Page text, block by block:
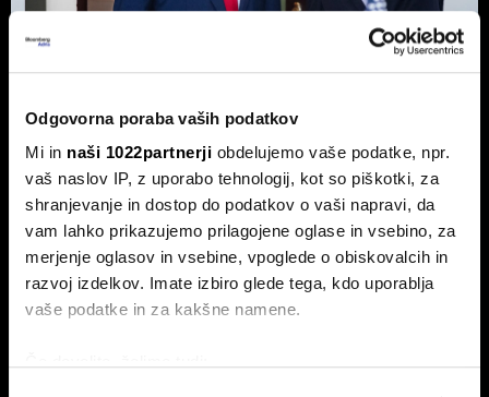
Odgovorna poraba vaših podatkov
Mi in naši 1022partnerji obdelujemo vaše podatke, npr.
vaš naslov IP, z uporabo tehnologij, kot so piškotki, za
shranjevanje in dostop do podatkov o vaši napravi, da
vam lahko prikazujemo prilagojene oglase in vsebino, za
merjenje oglasov in vsebine, vpoglede o obiskovalcih in
razvoj izdelkov. Imate izbiro glede tega, kdo uporablja
vaše podatke in za kakšne namene.
Top 5 novic za začetek dneva:
Odpiranje Hormuške ožine, a ne za
ZDA in Izrael?
To so prve novice dneva.